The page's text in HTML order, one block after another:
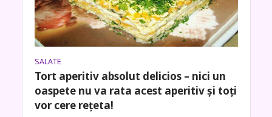
SALATE
Tort aperitiv absolut delicios – nici un
oaspete nu va rata acest aperitiv și toți
vor cere rețeta!